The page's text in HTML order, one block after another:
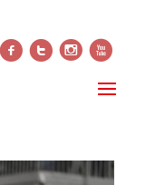
f t i x